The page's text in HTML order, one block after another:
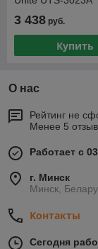
3 438 руб.
Купить
О нас
Рейтинг не
Менее 5
Работает с
г. Минск
Минск,
Контакты
Сегодня